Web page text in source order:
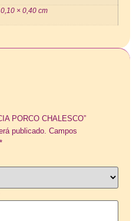
× 0,40 cm
PORCO CHALESCO”
publicado. Campos
*